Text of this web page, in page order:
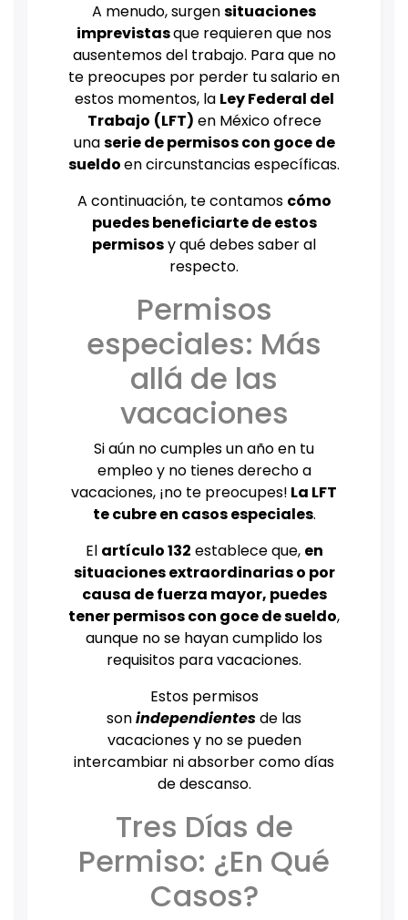
A menudo, surgensituaciones
imprevistasque requieren que nos
ausentemos del trabajo. Para que no
te preocupes por perder tu salario en
estos momentos, la Ley Federal del
Trabajo (LFT) en México ofrece
unaserie de permisos con goce de
sueldoen circunstancias específicas.
A continuación, te contamos cómo
puedes beneficiarte de estos
permisosy qué debes saber al
respecto.
Permisos
especiales: Más
allá de las
vacaciones
Si aún no cumples un año en tu
empleo y no tienes derecho a
vacaciones, ¡no te preocupes! La LFT
te cubre en casos especiales.
El artículo 132 establece que, en
situaciones extraordinarias o por
causa de fuerza mayor, puedes
tener permisos con goce de sueldo,
aunque no se hayan cumplido los
requisitos para vacaciones.
Estos permisos
sonindependientesde las
vacaciones y no se pueden
intercambiar ni absorber como días
de descanso.
Tres Días de
Permiso: ¿En Qué
Casos?